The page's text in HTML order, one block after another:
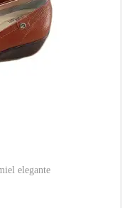
elegante